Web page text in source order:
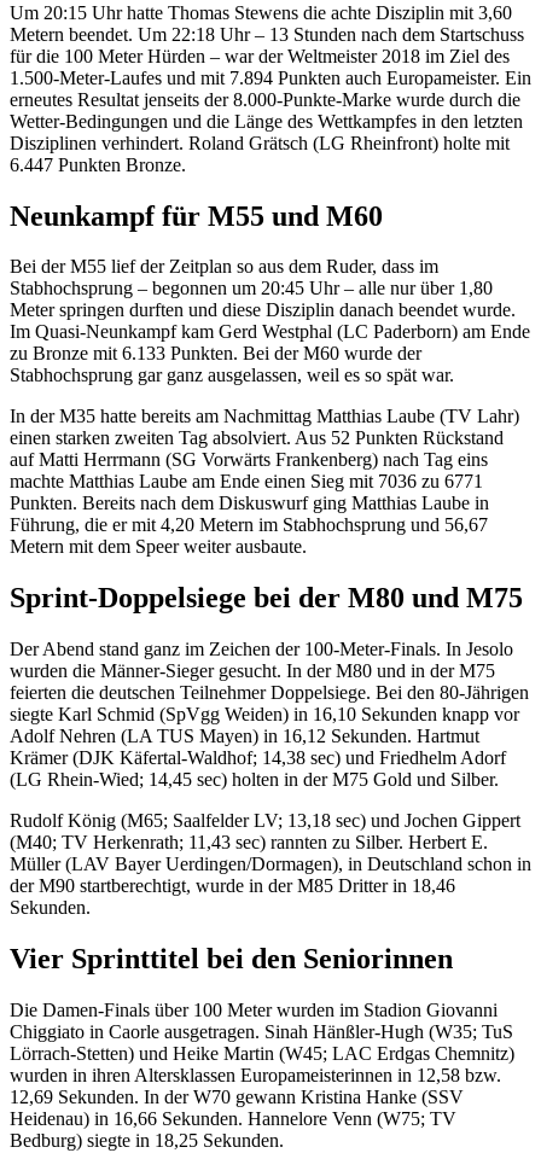
Um 20:15 Uhr hatte Thomas Stewens die achte Disziplin mit 3,60
Metern beendet. Um 22:18 Uhr – 13 Stunden nach dem Startschuss
für die 100 Meter Hürden – war der Weltmeister 2018 im Ziel des
1.500-Meter-Laufes und mit 7.894 Punkten auch Europameister. Ein
erneutes Resultat jenseits der 8.000-Punkte-Marke wurde durch die
Wetter-Bedingungen und die Länge des Wettkampfes in den letzten
Disziplinen verhindert. Roland Grätsch (LG Rheinfront) holte mit
6.447 Punkten Bronze.
Neunkampf für M55 und M60
Bei der M55 lief der Zeitplan so aus dem Ruder, dass im
Stabhochsprung – begonnen um 20:45 Uhr – alle nur über 1,80
Meter springen durften und diese Disziplin danach beendet wurde.
Im Quasi-Neunkampf kam Gerd Westphal (LC Paderborn) am Ende
zu Bronze mit 6.133 Punkten. Bei der M60 wurde der
Stabhochsprung gar ganz ausgelassen, weil es so spät war.
In der M35 hatte bereits am Nachmittag Matthias Laube (TV Lahr)
einen starken zweiten Tag absolviert. Aus 52 Punkten Rückstand
auf Matti Herrmann (SG Vorwärts Frankenberg) nach Tag eins
machte Matthias Laube am Ende einen Sieg mit 7036 zu 6771
Punkten. Bereits nach dem Diskuswurf ging Matthias Laube in
Führung, die er mit 4,20 Metern im Stabhochsprung und 56,67
Metern mit dem Speer weiter ausbaute.
Sprint-Doppelsiege bei der M80 und M75
Der Abend stand ganz im Zeichen der 100-Meter-Finals. In Jesolo
wurden die Männer-Sieger gesucht. In der M80 und in der M75
feierten die deutschen Teilnehmer Doppelsiege. Bei den 80-Jährigen
siegte Karl Schmid (SpVgg Weiden) in 16,10 Sekunden knapp vor
Adolf Nehren (LA TUS Mayen) in 16,12 Sekunden. Hartmut
Krämer (DJK Käfertal-Waldhof; 14,38 sec) und Friedhelm Adorf
(LG Rhein-Wied; 14,45 sec) holten in der M75 Gold und Silber.
Rudolf König (M65; Saalfelder LV; 13,18 sec) und Jochen Gippert
(M40; TV Herkenrath; 11,43 sec) rannten zu Silber. Herbert E.
Müller (LAV Bayer Uerdingen/Dormagen), in Deutschland schon in
der M90 startberechtigt, wurde in der M85 Dritter in 18,46
Sekunden.
Vier Sprinttitel bei den Seniorinnen
Die Damen-Finals über 100 Meter wurden im Stadion Giovanni
Chiggiato in Caorle ausgetragen. Sinah Hänßler-Hugh (W35; TuS
Lörrach-Stetten) und Heike Martin (W45; LAC Erdgas Chemnitz)
wurden in ihren Altersklassen Europameisterinnen in 12,58 bzw.
12,69 Sekunden. In der W70 gewann Kristina Hanke (SSV
Heidenau) in 16,66 Sekunden. Hannelore Venn (W75; TV
Bedburg) siegte in 18,25 Sekunden.